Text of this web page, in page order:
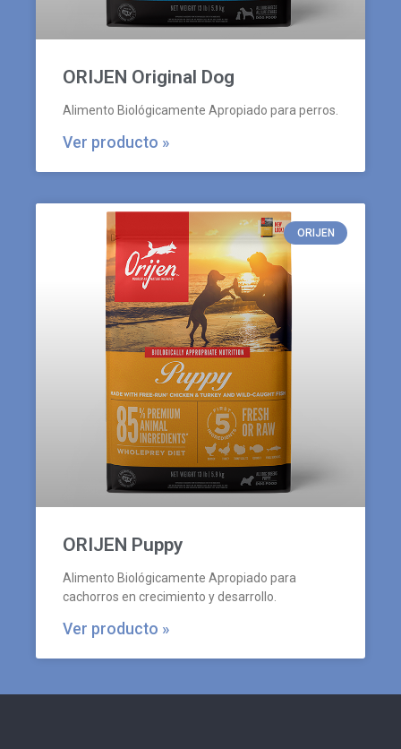
ORIJEN Original Dog
Alimento Biológicamente Apropiado para perros.
Ver producto »
ORIJEN
ORIJEN Puppy
Alimento Biológicamente Apropiado para
cachorros en crecimiento y desarrollo.
Ver producto »